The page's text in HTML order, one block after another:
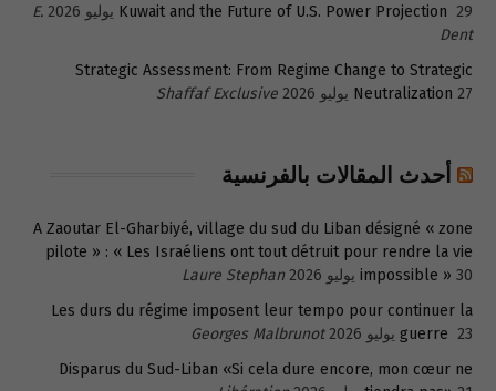
Kuwait and the Future of U.S. Power Projection 29 يوليو 2026
E.
Dent
Strategic Assessment: From Regime Change to Strategic
Neutralization 27 يوليو 2026 Shaffaf Exclusive
أحدث المقالات بالفرنسية
A Zaoutar El-Gharbiyé, village du sud du Liban désigné « zone
pilote » : « Les Israéliens ont tout détruit pour rendre la vie
impossible » 30 يوليو 2026
Laure Stephan
Les durs du régime imposent leur tempo pour continuer la
guerre 23 يوليو 2026
Georges Malbrunot
Disparus du Sud-Liban «Si cela dure encore, mon cœur ne